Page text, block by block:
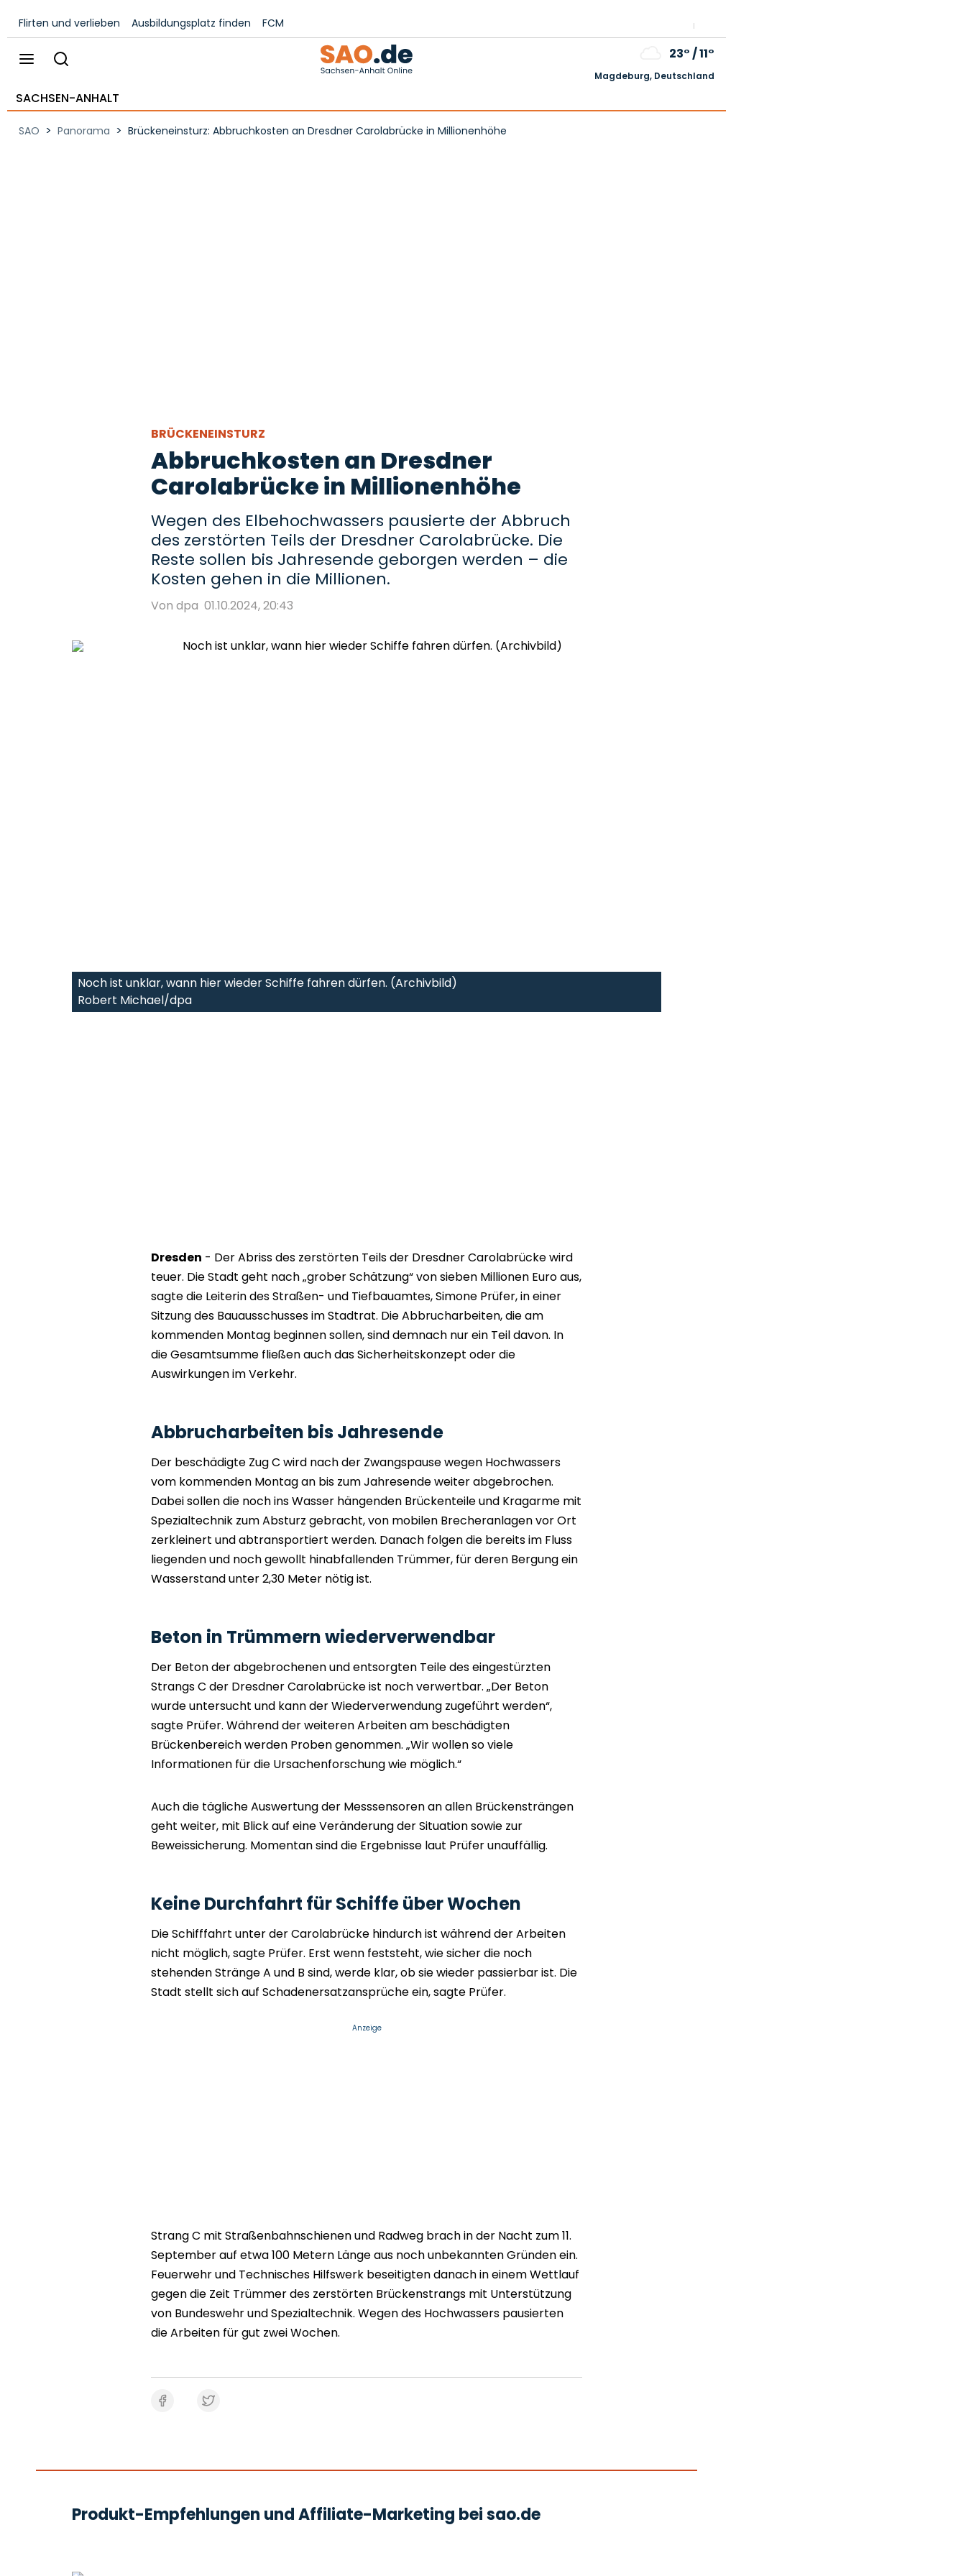
Flirten und verlieben Ausbildungsplatz finden FCM
23°/11°
Magdeburg, Deutschland
SACHSEN-ANHALT
SAO > Panorama > Brückeneinsturz: Abbruchkosten an Dresdner Carolabrücke in Millionenhöhe
BRÜCKENEINSTURZ
Abbruchkosten an Dresdner
Carolabrücke in Millionenhöhe
Wegen des Elbehochwassers pausierte der Abbruch
des zerstörten Teils der Dresdner Carolabrücke. Die
Reste sollen bis Jahresende geborgen werden – die
Kosten gehen in die Millionen.
Von dpa 01.10.2024, 20:43
Noch ist unklar, wann hier wieder Schiffe fahren dürfen. (Archivbild)
Robert Michael/dpa
Dresden - Der Abriss des zerstörten Teils der Dresdner Carolabrücke wird
teuer. Die Stadt geht nach „grober Schätzung“ von sieben Millionen Euro aus,
sagte die Leiterin des Straßen- und Tiefbauamtes, Simone Prüfer, in einer
Sitzung des Bauausschusses im Stadtrat. Die Abbrucharbeiten, die am
kommenden Montag beginnen sollen, sind demnach nur ein Teil davon. In
die Gesamtsumme fließen auch das Sicherheitskonzept oder die
Auswirkungen im Verkehr.
Abbrucharbeiten bis Jahresende
Der beschädigte Zug C wird nach der Zwangspause wegen Hochwassers
vom kommenden Montag an bis zum Jahresende weiter abgebrochen.
Dabei sollen die noch ins Wasser hängenden Brückenteile und Kragarme mit
Spezialtechnik zum Absturz gebracht, von mobilen Brecheranlagen vor Ort
zerkleinert und abtransportiert werden. Danach folgen die bereits im Fluss
liegenden und noch gewollt hinabfallenden Trümmer, für deren Bergung ein
Wasserstand unter 2,30 Meter nötig ist.
Beton in Trümmern wiederverwendbar
Der Beton der abgebrochenen und entsorgten Teile des eingestürzten
Strangs C der Dresdner Carolabrücke ist noch verwertbar. „Der Beton
wurde untersucht und kann der Wiederverwendung zugeführt werden“,
sagte Prüfer. Während der weiteren Arbeiten am beschädigten
Brückenbereich werden Proben genommen. „Wir wollen so viele
Informationen für die Ursachenforschung wie möglich.“
Auch die tägliche Auswertung der Messsensoren an allen Brückensträngen
geht weiter, mit Blick auf eine Veränderung der Situation sowie zur
Beweissicherung. Momentan sind die Ergebnisse laut Prüfer unauffällig.
Keine Durchfahrt für Schiffe über Wochen
Die Schifffahrt unter der Carolabrücke hindurch ist während der Arbeiten
nicht möglich, sagte Prüfer. Erst wenn feststeht, wie sicher die noch
stehenden Stränge A und B sind, werde klar, ob sie wieder passierbar ist. Die
Stadt stellt sich auf Schadenersatzansprüche ein, sagte Prüfer.
Anzeige
Strang C mit Straßenbahnschienen und Radweg brach in der Nacht zum 11.
September auf etwa 100 Metern Länge aus noch unbekannten Gründen ein.
Feuerwehr und Technisches Hilfswerk beseitigten danach in einem Wettlauf
gegen die Zeit Trümmer des zerstörten Brückenstrangs mit Unterstützung
von Bundeswehr und Spezialtechnik. Wegen des Hochwassers pausierten
die Arbeiten für gut zwei Wochen.
Produkt-Empfehlungen und Affiliate-Marketing bei sao.de